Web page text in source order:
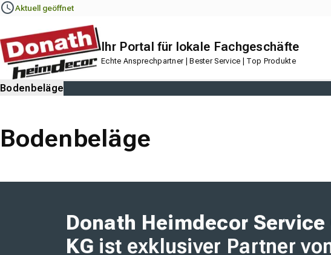
Navigation Content
Aktuell geöffnet
Ihr Portal für lokale Fachgeschäfte
Echte Ansprechpartner | Bester Service | Top Produkte
Bodenbeläge
Bodenbeläge
Donath Heimdecor Service
KG ist exklusiver Partner